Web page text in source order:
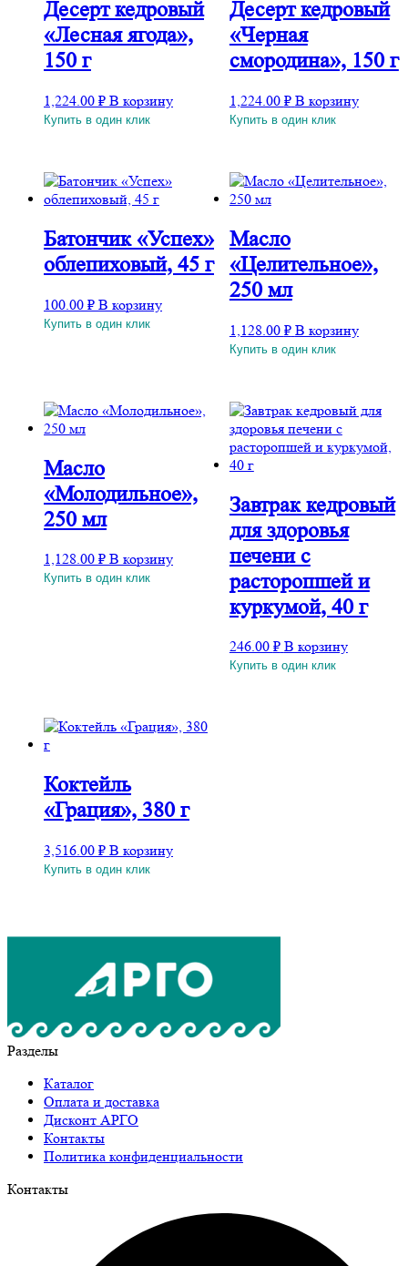
Десерт кедровый
«Лесная ягода»,
150 г
1,224.00 ₽ В корзину
Купить в один клик
Десерт кедровый
«Черная
смородина», 150 г
1,224.00 ₽ В корзину
Купить в один клик
Батончик «Успех»
облепиховый, 45 г
100.00 ₽ В корзину
Купить в один клик
Масло
«Целительное»,
250 мл
1,128.00 ₽ В корзину
Купить в один клик
Масло
«Молодильное»,
250 мл
1,128.00 ₽ В корзину
Купить в один клик
Завтрак кедровый
для здоровья
печени с
расторопшей и
куркумой, 40 г
246.00 ₽ В корзину
Купить в один клик
Коктейль
«Грация», 380 г
3,516.00 ₽ В корзину
Купить в один клик
Разделы
Каталог
Оплата и доставка
Дисконт АРГО
Контакты
Политика конфиденциальности
Контакты